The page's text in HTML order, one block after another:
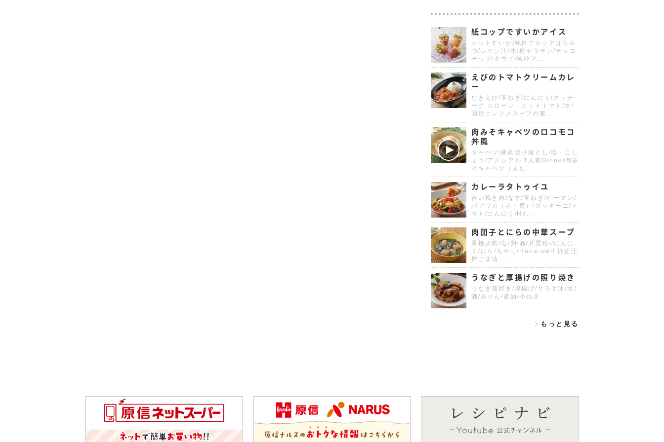
紙コップですいかアイス
カットすいか/純粋アカシアはちみ
つ/レモン汁/水/粉ゼラチン/チョコ
チップ/キウイ/純粋ア...
えびのトマトクリームカレ
ー
むきえび/玉ねぎ/にんにく/クッチ
ーナ カローレ カットトマト/水/
固形コンソメスープの素...
肉みそキャベツのロコモコ
丼風
キャベツ/豚肉切り落とし/塩・こし
ょう/アクシアル 1人前Dinner肉み
そキャベツ（また...
カレーラタトゥイユ
合い挽き肉/なす/玉ねぎ/ピーマン/
パプリカ（赤・黄）/ズッキーニ/ト
マト/にんにく/Ha...
肉団子とにらの中華スープ
豚挽き肉/塩/卵/酒/片栗粉//にんに
く/にら/もやし/Hana-well 純正圧
搾ごま油...
うなぎと厚揚げの照り焼き
うなぎ蒲焼き/厚揚げ/サラダ油/水/
酒/みりん/醤油/小ねぎ
もっと見る